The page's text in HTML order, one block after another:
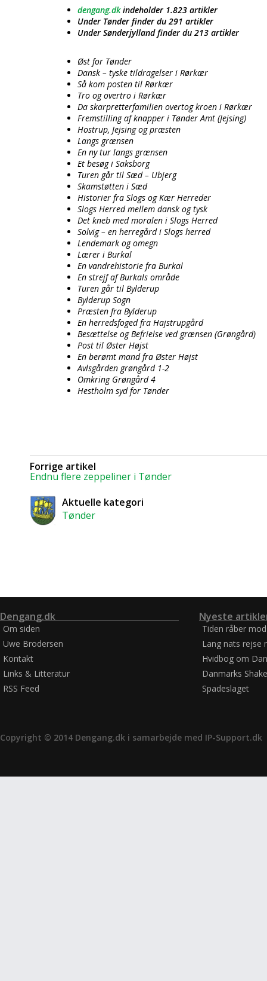
dengang.dkindeholder 1.823 artikler
Under Tønder finder du 291 artikler
Under Sønderjylland finder du 213 artikler
Øst for Tønder
Dansk – tyske tildragelser i Rørkær
Så kom posten til Rørkær
Tro og overtro i Rørkær
Da skarpretterfamilien overtog kroen i Rørkær
Fremstilling af knapper i Tønder Amt (Jejsing)
Hostrup, Jejsing og præsten
Langs grænsen
En ny tur langs grænsen
Et besøg i Saksborg
Turen går til Sæd – Ubjerg
Skamstøtten i Sæd
Historier fra Slogs og Kær Herreder
Slogs Herred mellem dansk og tysk
Det kneb med moralen i Slogs Herred
Solvig – en herregård i Slogs herred
Lendemark og omegn
Lærer i Burkal
En vandrehistorie fra Burkal
En strejf af Burkals område
Turen går til Bylderup
Bylderup Sogn
Præsten fra Bylderup
En herredsfoged fra Hajstrupgård
Besættelse og Befrielse ved grænsen (Grøngård)
Post til Øster Højst
En berømt mand fra Øster Højst
Avlsgården grøngård 1-2
Omkring Grøngård 4
Hestholm syd for Tønder
Forrige artikel
Endnu flere zeppeliner i Tønder
Aktuelle kategori
Tønder
Dengang.dk
Om siden
Uwe Brodersen
Kontakt
Links & Litteratur
RSS Feed
Nyeste
Tiden råber
Lang nats rejse
Hvidbog om
Danmarks
Spadeslaget
Copyright © 2014 Dengang.dk i samarbejde med IP-Support.dk